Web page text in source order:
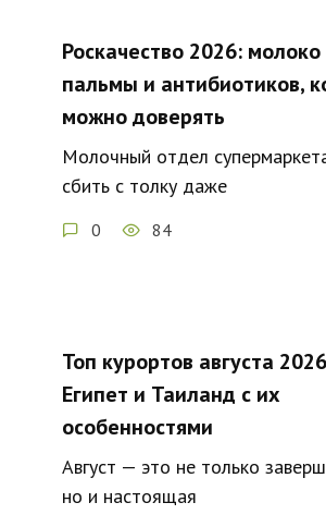
Роскачество 2026: молоко
пальмы и антибиотиков,
можно доверять
Молочный отдел
сбить с толку даже
0 84
Топ курортов августа
Египет и Таиланд с их
особенностями
Август — это не только
но и настоящая